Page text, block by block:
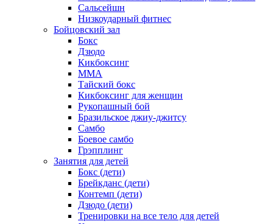
Сальсейшн
Низкоударный фитнес
Бойцовский зал
Бокс
Дзюдо
Кикбоксинг
MMA
Тайский бокс
Кикбоксинг для женщин
Рукопашный бой
Бразильское джиу-джитсу
Самбо
Боевое самбо
Грэпплинг
Занятия для детей
Бокс (дети)
Брейкданс (дети)
Контемп (дети)
Дзюдо (дети)
Тренировки на все тело для детей